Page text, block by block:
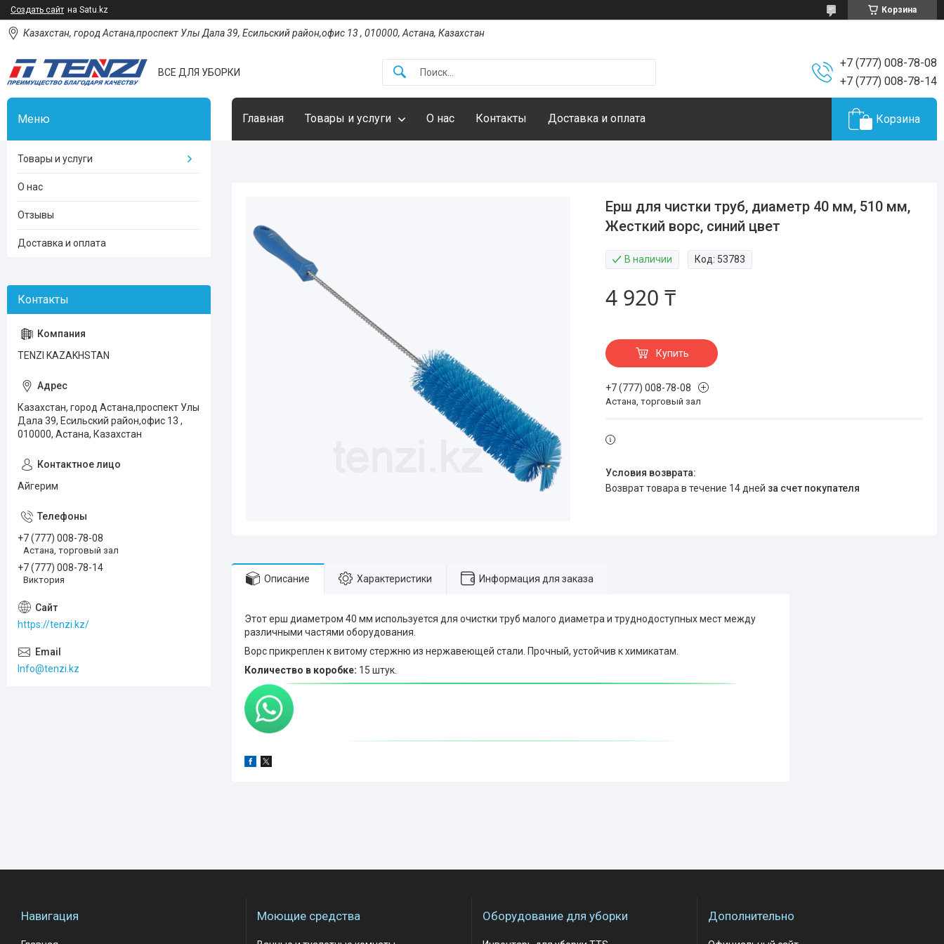
Создать сайт на Satu.kz Корзина
Казахстан, город Астана,проспект Улы Дала 39, Есильский район,офис 13 , 010000, Астана, Казахстан
ВСЕ ДЛЯ УБОРКИ
+7 (777) 008-78-08
+7 (777) 008-78-14
Главная Товары и услуги О нас Контакты Доставка и оплата Корзина
Ерш для чистки труб, диаметр 40 мм, 510 мм,
Жесткий ворс, синий цвет
В наличии Код: 53783
4 920 ₸
Купить
+7 (777) 008-78-08
Астана, торговый зал
возврат товара в течение 14 дней за счет покупателя
Описание Характеристики Информация для заказа
Этот ерш диаметром 40 мм используется для очистки труб малого диаметра и труднодоступных мест между
различными частями оборудования.
Ворс прикреплен к витому стержню из нержавеющей стали. Прочный, устойчив к химикатам.
Количество в коробке: 15 штук.
Товары и услуги
О нас
Отзывы
Доставка и оплата
TENZI KAZAKHSTAN
Казахстан, город Астана,проспект Улы
Дала 39, Есильский район,офис 13 ,
010000, Астана, Казахстан
Айгерим
+7 (777) 008-78-08
Астана, торговый зал
+7 (777) 008-78-14
Виктория
https://tenzi.kz/
Info@tenzi.kz
Навигация Моющие средства Оборудование для уборки Дополнительно